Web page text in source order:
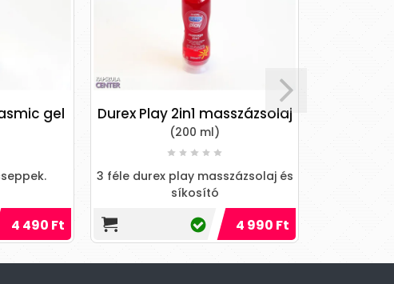
Durex Play 2in1 masszázsolaj
3 féle durex play masszázsolaj és
4 990 Ft
Backside spray
Kifejezetten anális
elképesztő